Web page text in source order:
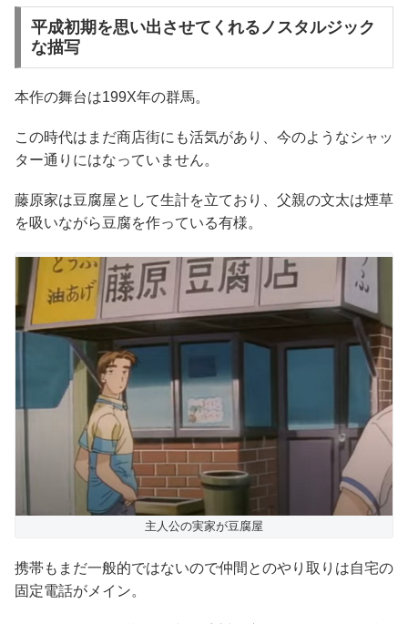
平成初期を思い出させてくれるノスタルジック
な描写
本作の舞台は199X年の群馬。
この時代はまだ商店街にも活気があり、今のようなシャッ
ター通りにはなっていません。
藤原家は豆腐屋として生計を立ており、父親の文太は煙草
を吸いながら豆腐を作っている有様。
主人公の実家が豆腐屋
携帯もまだ一般的ではないので仲間とのやり取りは自宅の
固定電話がメイン。